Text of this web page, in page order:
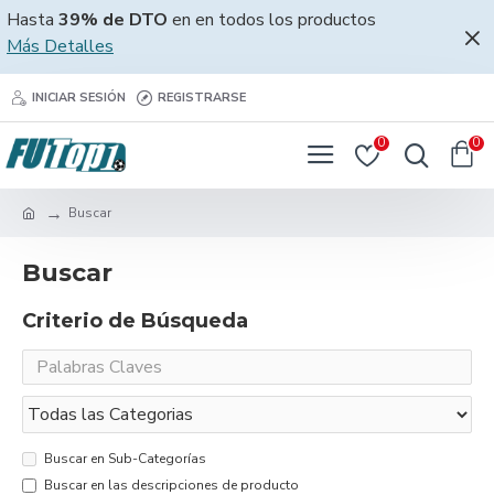
Hasta 39% de DTO en en todos los productos
Más Detalles
INICIAR SESIÓN REGISTRARSE
0 0
Buscar
Buscar
Criterio de Búsqueda
Buscar en Sub-Categorías
Buscar en las descripciones de producto